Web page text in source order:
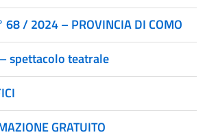
68 / 2024 – PROVINCIA DI COMO
spettacolo teatrale
GRATUITO